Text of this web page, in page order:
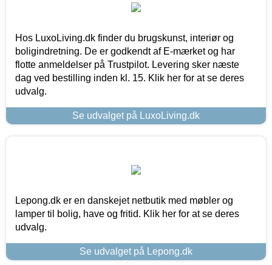
Hos LuxoLiving.dk finder du brugskunst, interiør og
boligindretning. De er godkendt af E-mærket og har
flotte anmeldelser på Trustpilot. Levering sker næste
dag ved bestilling inden kl. 15. Klik her for at se deres
udvalg.
Se udvalget på LuxoLiving.dk
Lepong.dk er en danskejet netbutik med møbler og
lamper til bolig, have og fritid. Klik her for at se deres
udvalg.
Se udvalget på Lepong.dk